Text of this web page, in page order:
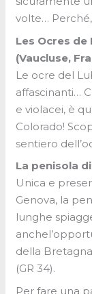
volte…
Les Ocres de
(Vaucluse,
Le ocre del
affascinanti…
e violacei, è
Colorado!
sentiero
La penisola
Unica e
Genova, la
lunghe
della
(GR 34).
Per fare una